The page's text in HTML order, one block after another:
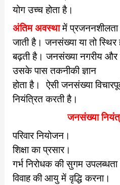
योग उच्च होता है।
अंतिम अवस्थामें प्रजननशीलता
जाती है।जनसंख्या या तो स्थिर
बढ़ती है।जनसंख्या नगरीय और
उसके पास तकनीकी ज्ञान
होता है।ऐसी जनसंख्या
नियंत्रित करती है।
जनसंख्या
परिवार नियोजन।
शिक्षा का प्रसार।
गर्भ निरोधक की सुगम
विवाह की आयु में वृद्धि करना।